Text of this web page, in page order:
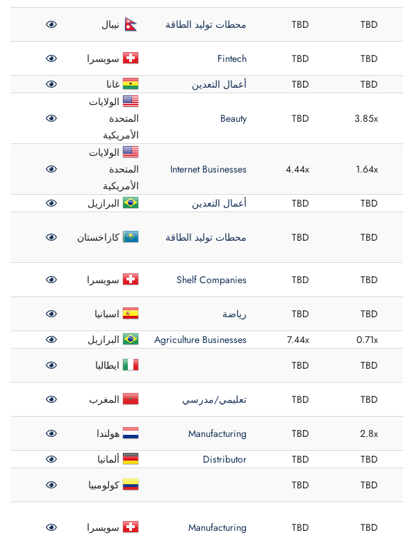
TBD
TBD محطات توليد الطاقة نيبال
TBD
TBD
Fintech
سويسرا
TBD
TBD أعمال التعدين غانا
3.85x
TBD
Beauty
الولايات
المتحدة
الأمريكية
1.64x
4.44x
Internet Businesses
الولايات
المتحدة
الأمريكية
TBD
TBD أعمال التعدين البرازيل
TBD
TBD محطات توليد الطاقة كازاخستان
TBD
TBD
Shelf Companies سويسرا
TBD
TBD رياضة
اسبانيا
0.71x
7.44x
Agriculture Businesses
البرازيل
TBD
TBD ايطاليا
TBD
TBD تعليمي/مدرسي المغرب
2.8x
TBD
Manufacturing
هولندا
TBD
TBD
Distributor
ألمانيا
TBD
TBD كولومبيا
TBD
TBD
Manufacturing سويسرا